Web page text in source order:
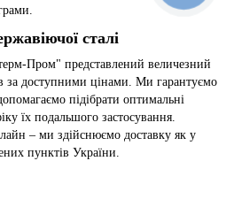
сталі
Пром" представлений величезний
за доступними цінами. Ми гарантуємо
підібрати оптимальні
їх подальшого застосування.
– ми здійснюємо доставку як у
пунктів України.